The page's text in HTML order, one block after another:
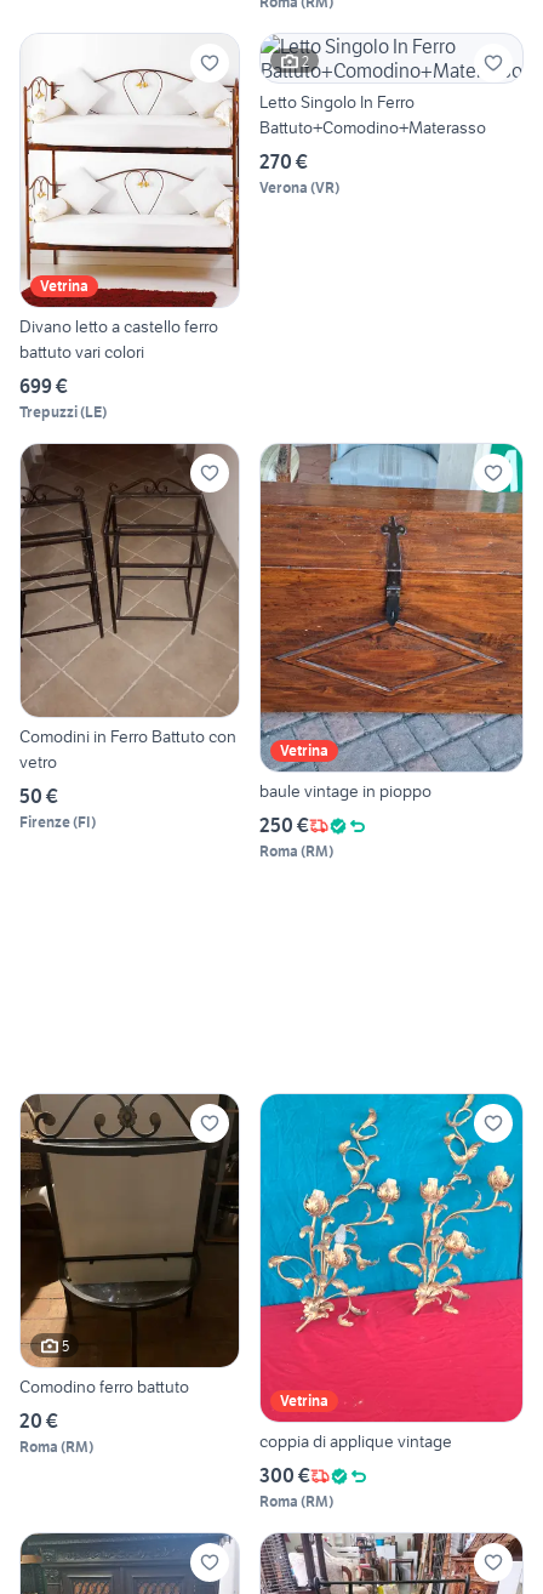
Vetrina
Divano letto a castello ferro
battuto vari colori
699 €
Trepuzzi(LE)
2
Letto Singolo In Ferro
Battuto+Comodino+Materasso
270 €
Verona (VR)
Comodini in Ferro Battuto con
vetro
50 €
Firenze(FI)
Vetrina
baule vintage in pioppo
250 €
Roma (RM)
5
Comodino ferro battuto
20 €
Roma (RM)
Vetrina
coppia di applique vintage
300 €
Roma (RM)